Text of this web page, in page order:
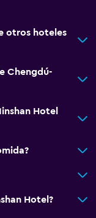
otros hoteles
Chengdú-
Hotel
Hotel?